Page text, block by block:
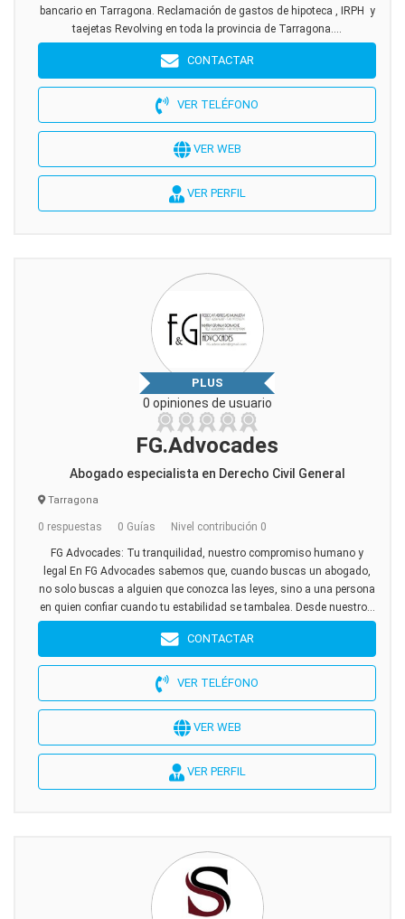
bancario en Tarragona. Reclamación de gastos de hipoteca , IRPH y
taejetas Revolving en toda la provincia de Tarragona....
CONTACTAR
VER TELÉFONO
VER WEB
VER PERFIL
PLUS
0 opiniones de usuario
FG.Advocades
Abogado especialista en Derecho Civil General
Tarragona
0 respuestas 0 Guías Nivel contribución 0
FG Advocades: Tu tranquilidad, nuestro compromiso humano y
legal En FG Advocades sabemos que, cuando buscas un abogado,
no solo buscas a alguien que conozca las leyes, sino a una persona
en quien confiar cuando tu estabilidad se tambalea. Desde nuestro...
CONTACTAR
VER TELÉFONO
VER WEB
VER PERFIL